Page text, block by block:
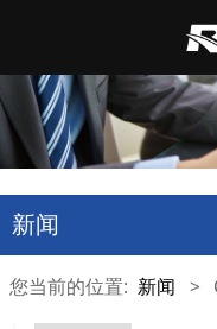
新闻
您当前的位置: 新闻 >